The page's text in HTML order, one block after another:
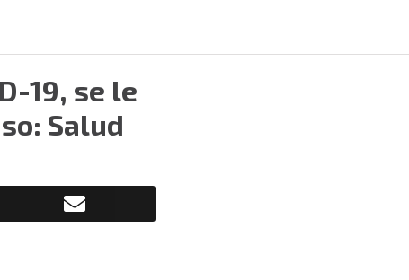
19, se le
Salud